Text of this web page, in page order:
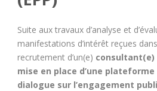
Suite aux travaux d’analyse et
manifestations d’intérêt reçues
recrutement d’un(e) consultant(e)
mise en place d’une
dialogue sur l’engagement